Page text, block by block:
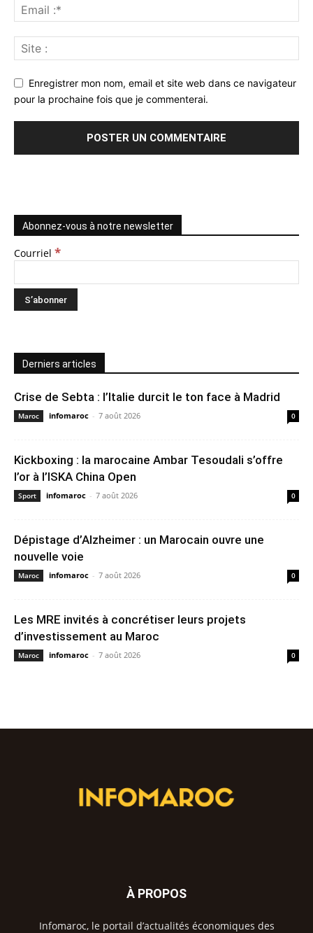
Enregistrer mon nom, email et site web dans ce navigateur
pour la prochaine fois que je commenterai.
Abonnez-vous à notre newsletter
Courriel *
Derniers articles
Crise de Sebta : l’Italie durcit le ton face à Madrid
Maroc infomaroc - 7 août 2026 0
Kickboxing : la marocaine Ambar Tesoudali s’offre
l’or à l’ISKA China Open
Sport infomaroc - 7 août 2026 0
Dépistage d’Alzheimer : un Marocain ouvre une
nouvelle voie
Maroc infomaroc - 7 août 2026 0
Les MRE invités à concrétiser leurs projets
d’investissement au Maroc
Maroc infomaroc - 7 août 2026 0
À PROPOS
Infomaroc, le portail d’actualités économiques des